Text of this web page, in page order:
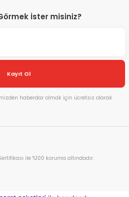
İster misiniz?
Kayıt Ol
haberdar olmak için ücretsiz olarak
ile %100 koruma altındadır.